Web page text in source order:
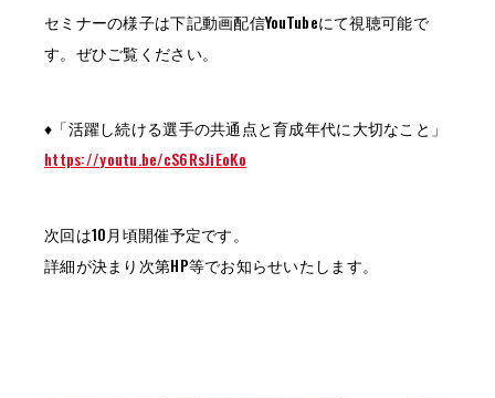
セミナーの様子は下記動画配信YouTubeにて視聴可能で
す。ぜひご覧ください。
♦「活躍し続ける選手の共通点と育成年代に大切なこと」
https://youtu.be/cS6RsJiEoKo
次回は10月頃開催予定です。
詳細が決まり次第HP等でお知らせいたします。